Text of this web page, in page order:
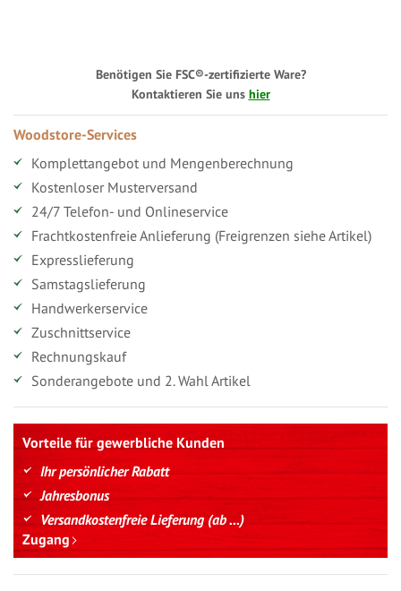
Benötigen Sie FSC®-zertifizierte Ware?
Kontaktieren Sie uns hier
Woodstore-Services
Komplettangebot und Mengenberechnung
Kostenloser Musterversand
24/7 Telefon- und Onlineservice
Frachtkostenfreie Anlieferung (Freigrenzen siehe Artikel)
Expresslieferung
Samstagslieferung
Handwerkerservice
Zuschnittservice
Rechnungskauf
Sonderangebote und 2. Wahl Artikel
Vorteile für gewerbliche Kunden
Ihr persönlicher Rabatt
Jahresbonus
Versandkostenfreie Lieferung (ab ...)
Zugang